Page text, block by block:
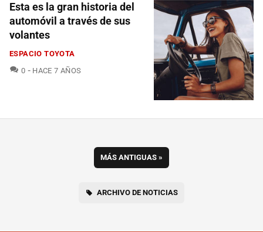
Esta es la gran historia del
automóvil a través de sus
volantes
ESPACIO TOYOTA
0 COMENTARIOS
HACE 7 AÑOS
MÁS ANTIGUAS »
ARCHIVO DE NOTICIAS